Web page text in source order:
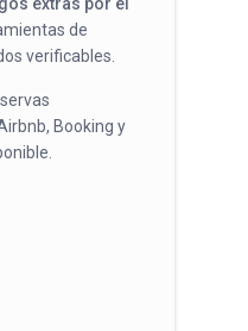
de
verificables.
Booking y